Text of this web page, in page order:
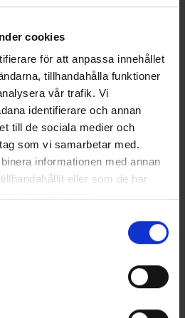
cookies
för att anpassa innehållet
tillhandahålla funktioner
vår trafik. Vi
identifierare och annan
till de sociala medier och
som vi samarbetar med.
informationen med annan
eller som de har